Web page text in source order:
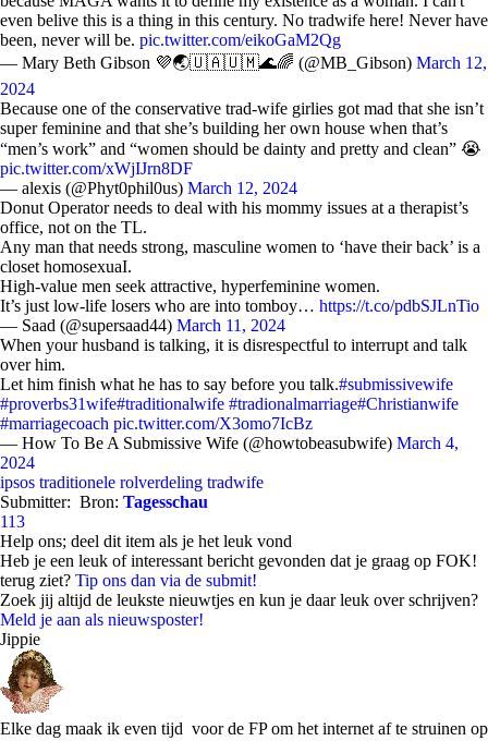
even belive this is a thing in this century. No tradwife here! Never have
been, never will be. pic.twitter.com/eikoGaM2Qg
— Mary Beth Gibson 💜🌏🇺🇦🇺🇲🌊🌈 (@MB_Gibson) March 12,
2024
Because one of the conservative trad-wife girlies got mad that she isn’t
super feminine and that she’s building her own house when that’s
“men’s work” and “women should be dainty and pretty and clean” 😭
pic.twitter.com/xWjIJrn8DF
— alexis (@Phyt0phil0us) March 12, 2024
Donut Operator needs to deal with his mommy issues at a therapist’s
office, not on the TL.
Any man that needs strong, masculine women to ‘have their back’ is a
closet homosexuaI.
High-value men seek attractive, hyperfeminine women.
It’s just low-life losers who are into tomboy… https://t.co/pdbSJLnTio
— Saad (@supersaad44) March 11, 2024
When your husband is talking, it is disrespectful to interrupt and talk
over him.
Let him finish what he has to say before you talk.#submissivewife
#proverbs31wife#traditionalwife #tradionalmarriage#Christianwife
#marriagecoach pic.twitter.com/X3omo7IcBz
— How To Be A Submissive Wife (@howtobeasubwife) March 4,
2024
ipsos traditionele rolverdeling tradwife
Submitter: Bron: Tagesschau
113
Help ons; deel dit item als je het leuk vond
Heb je een leuk of interessant bericht gevonden dat je graag op FOK!
terug ziet? Tip ons dan via de submit!
Zoek jij altijd de leukste nieuwtjes en kun je daar leuk over schrijven?
Meld je aan als nieuwsposter!
Jippie
Elke dag maak ik even tijd voor de FP om het internet af te struinen op